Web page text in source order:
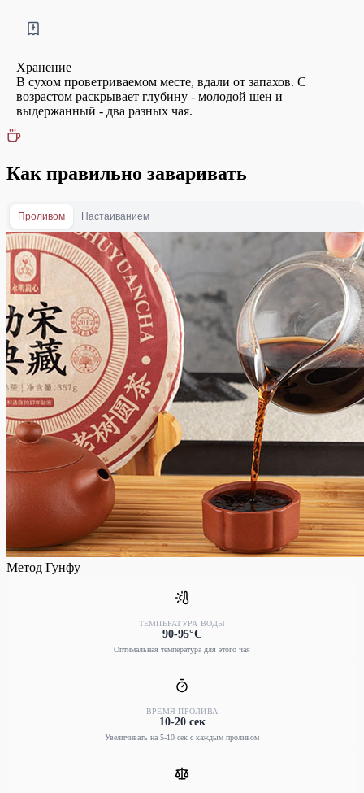
Хранение
В сухом проветриваемом месте, вдали от запахов. С
возрастом раскрывает глубину - молодой шен и
выдержанный - два разных чая.
Как правильно заваривать
Проливом Настаиванием
Метод Гунфу
ТЕМПЕРАТУРА ВОДЫ
90-95°C
Оптимальная температура для этого чая
ВРЕМЯ ПРОЛИВА
10-20 сек
Увеличивать на 5-10 сек с каждым проливом